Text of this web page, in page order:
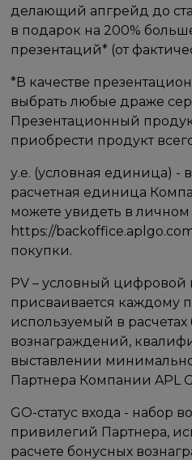
делающий апгрейд до
в подарок на 200%
презентаций* (от
*В качестве
выбрать любые драже
Презентационный
приобрести продукт всего
у.е. (условная единица) -
расчетная единица
можете увидеть в личном
https://
покупки.
PV – условный цифровой
присваивается каждому
используемый в
вознаграждений,
выставлении
Партнера Компании APL
GO-статус входа - набор
привилегий Партнера,
расчете бонусных